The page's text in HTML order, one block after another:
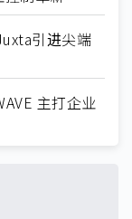
引进尖端
主打企业